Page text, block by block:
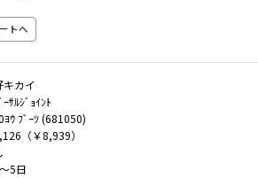
トへ
キカイ
ｰｻﾙｼﾞｮｲﾝﾄ
ﾖｳ ﾌﾞｰﾂ (681050)
（￥8,939）
5日